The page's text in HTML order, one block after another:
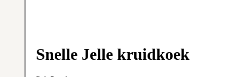
Snelle Jelle kruidkoek